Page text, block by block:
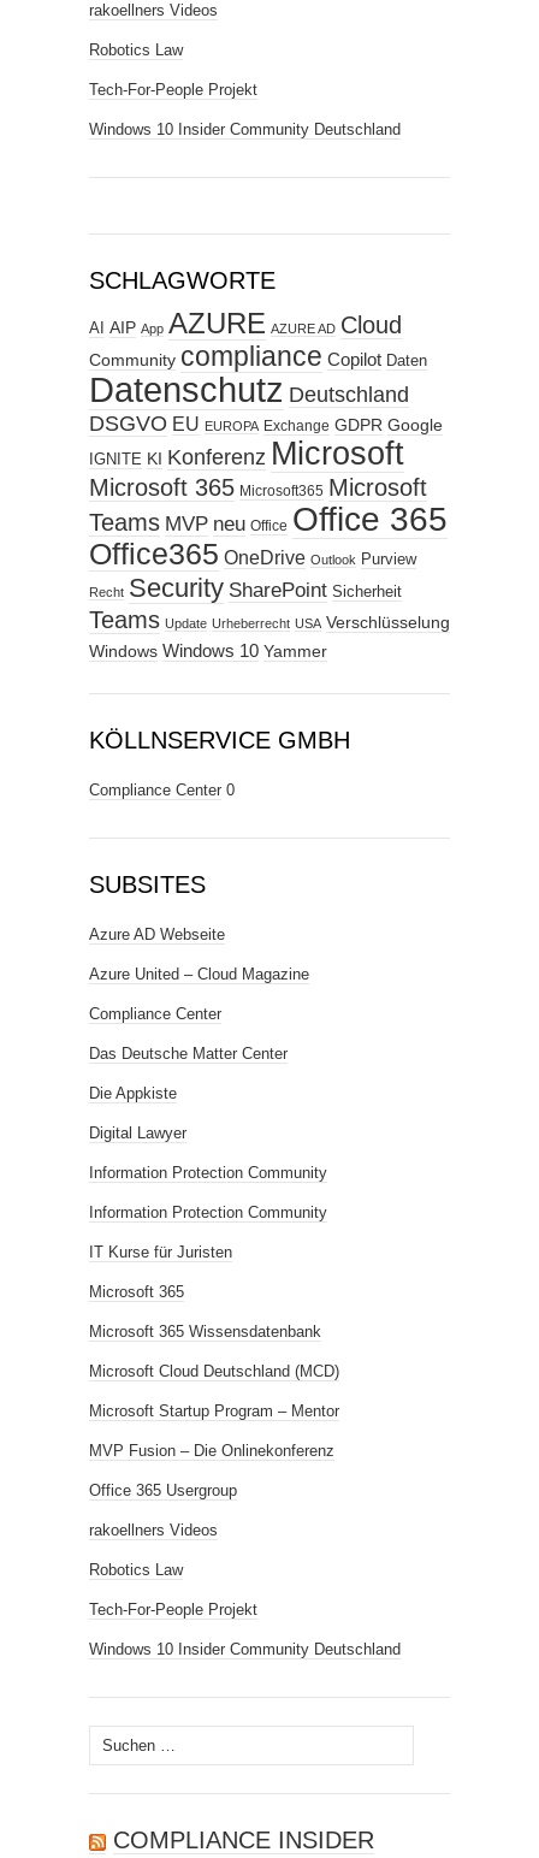
rakoellners Videos
Robotics Law
Tech-For-People Projekt
Windows 10 Insider Community Deutschland
SCHLAGWORTE
AI AIP App AZURE AZURE AD Cloud
Community compliance Copilot Daten
Datenschutz Deutschland
DSGVO EU EUROPA Exchange GDPR Google
IGNITE KI Konferenz Microsoft
Microsoft 365 Microsoft365 Microsoft
Teams MVP neu Office Office 365
Office365 OneDrive Outlook Purview
Recht Security SharePoint Sicherheit
Teams Update Urheberrecht USA Verschlüsselung
Windows Windows 10 Yammer
KÖLLNSERVICE GMBH
Compliance Center 0
SUBSITES
Azure AD Webseite
Azure United – Cloud Magazine
Compliance Center
Das Deutsche Matter Center
Die Appkiste
Digital Lawyer
Information Protection Community
Information Protection Community
IT Kurse für Juristen
Microsoft 365
Microsoft 365 Wissensdatenbank
Microsoft Cloud Deutschland (MCD)
Microsoft Startup Program – Mentor
MVP Fusion – Die Onlinekonferenz
Office 365 Usergroup
rakoellners Videos
Robotics Law
Tech-For-People Projekt
Windows 10 Insider Community Deutschland
Suchen
nach:
COMPLIANCE INSIDER